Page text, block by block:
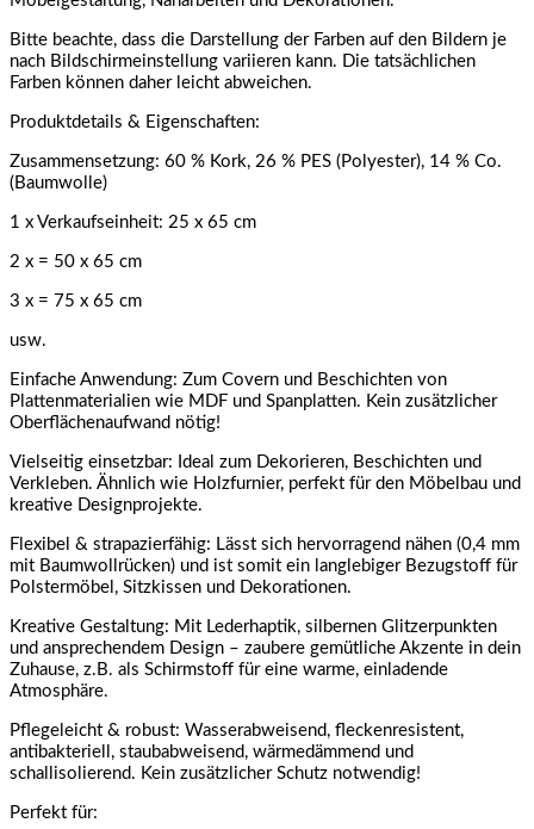
Bitte beachte, dass die Darstellung der Farben auf den Bildern je
nach Bildschirmeinstellung variieren kann. Die tatsächlichen
Farben können daher leicht abweichen.
Produktdetails & Eigenschaften:
Zusammensetzung: 60 % Kork, 26 % PES (Polyester), 14 % Co.
(Baumwolle)
1 x Verkaufseinheit: 25 x 65 cm
2 x = 50 x 65 cm
3 x = 75 x 65 cm
usw.
Einfache Anwendung: Zum Covern und Beschichten von
Plattenmaterialien wie MDF und Spanplatten. Kein zusätzlicher
Oberflächenaufwand nötig!
Vielseitig einsetzbar: Ideal zum Dekorieren, Beschichten und
Verkleben. Ähnlich wie Holzfurnier, perfekt für den Möbelbau und
kreative Designprojekte.
Flexibel & strapazierfähig: Lässt sich hervorragend nähen (0,4 mm
mit Baumwollrücken) und ist somit ein langlebiger Bezugstoff für
Polstermöbel, Sitzkissen und Dekorationen.
Kreative Gestaltung: Mit Lederhaptik, silbernen Glitzerpunkten
und ansprechendem Design – zaubere gemütliche Akzente in dein
Zuhause, z.B. als Schirmstoff für eine warme, einladende
Atmosphäre.
Pflegeleicht & robust: Wasserabweisend, fleckenresistent,
antibakteriell, staubabweisend, wärmedämmend und
schallisolierend. Kein zusätzlicher Schutz notwendig!
Perfekt für: